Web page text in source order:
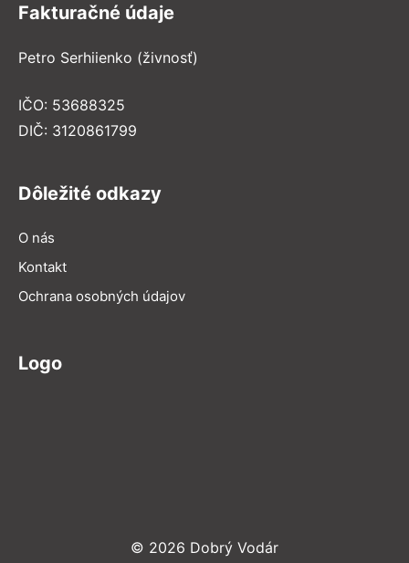
Fakturačné údaje
Petro Serhiienko (živnosť)
IČO: 53688325
DIČ: 3120861799
Dôležité odkazy
O nás
Kontakt
Ochrana osobných údajov
Logo
© 2026 Dobrý Vodár